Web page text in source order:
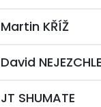
Martin KŘÍŽ
David
JT SHUMATE